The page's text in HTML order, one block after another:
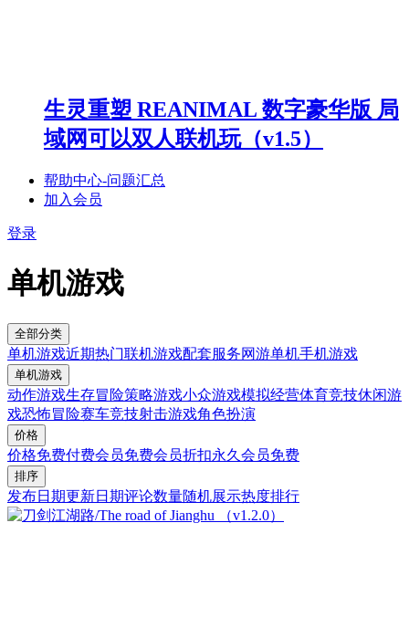
生灵重塑 REANIMAL 数字豪华版 局
域网可以双人联机玩（v1.5）
帮助中心-问题汇总
加入会员
登录
单机游戏
全部分类
单机游戏近期热门联机游戏配套服务网游单机手机游戏
单机游戏
动作游戏生存冒险策略游戏小众游戏模拟经营体育竞技休闲游
戏恐怖冒险赛车竞技射击游戏角色扮演
价格
价格免费付费会员免费会员折扣永久会员免费
排序
发布日期更新日期评论数量随机展示热度排行